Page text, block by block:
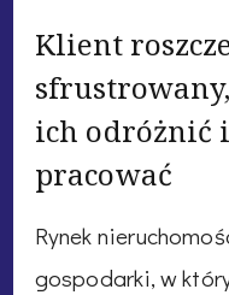
Klient
ich odróżnić
pracować
Rynek
gospodarki, w